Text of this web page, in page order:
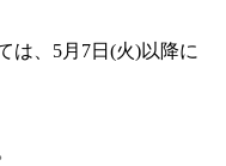
は、5月7日(火)以降に